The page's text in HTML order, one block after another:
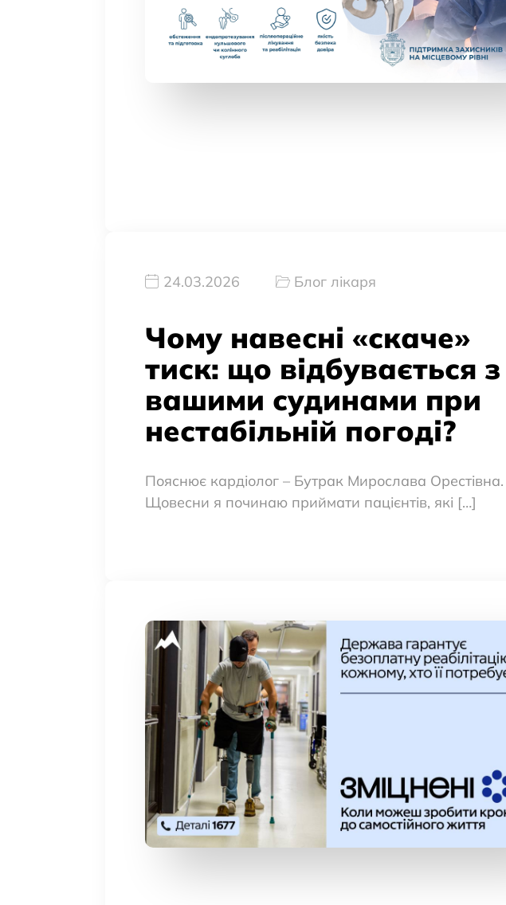
24.03.2026 Блог лікаря
Чому навесні «скаче»
тиск: що відбувається з
вашими судинами при
нестабільній погоді?
Пояснює кардіолог – Бутрак Мирослава Орестівна.
Щовесни я починаю приймати пацієнтів, які […]